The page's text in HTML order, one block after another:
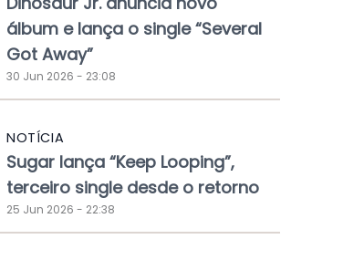
álbum e lança o single “Several
Got Away”
30 Jun 2026 - 23:08
NOTÍCIA
Sugar lança “Keep Looping”,
terceiro single desde o retorno
25 Jun 2026 - 22:38